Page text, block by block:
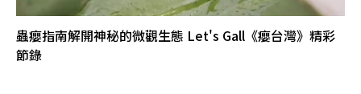
蟲癭指南解開神秘的微觀生態 Let's Gall《癭台灣》精彩
節錄